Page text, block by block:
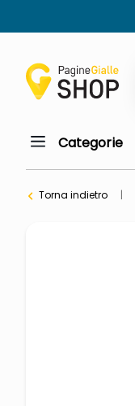
Categorie
Torna indietro